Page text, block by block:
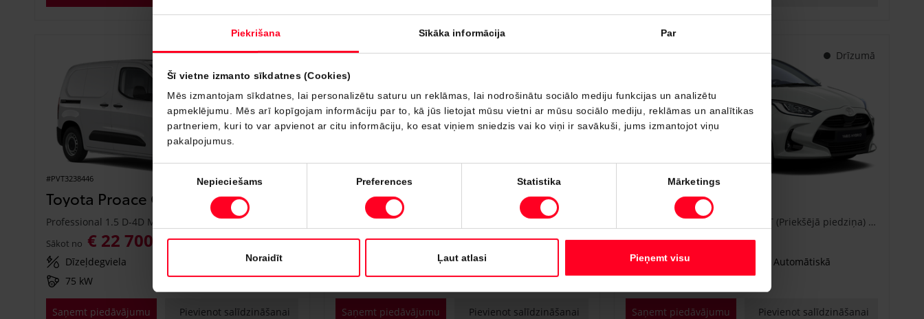
Piekrišana Sīkāka informācija Par
Šī vietne izmanto sīkdatnes (Cookies)
Mēs izmantojam sīkdatnes, lai personalizētu saturu un reklāmas, lai nodrošinātu sociālo mediju funkcijas un analizētu
apmeklējumu. Mēs arī kopīgojam informāciju par to, kā jūs lietojat mūsu vietni ar mūsu sociālo mediju, reklāmas un analītikas
partneriem, kuri to var apvienot ar citu informāciju, ko esat viņiem sniedzis vai ko viņi ir savākuši, jums izmantojot viņu
pakalpojumus.
Piekrišanas
Nepieciešams Preferences Statistika Mārketings
Noraidīt Ļaut atlasi Pieņemt visu
Drīzumā
#PVT3238446
Toyota Proace City
Professional 1.5 D-4D M/T (Priekšējā piedziņa) (75 kW)
Sākot no € 22 700 € 25 150
Dīzeļdegviela
75 kW
Saņemt piedāvājumu Pievienot salīdzināšanai
Drīzumā
#PVT3295817
Toyota Proace City Verso
Shuttle 1.2 Turbo M/T (Priekšējā piedziņa) (81 kW)
Sākot no € 25 400
Manuālā
81 kW
Saņemt piedāvājumu Pievienot salīdzināšanai
Drīzumā
#CA86778840
Toyota Yaris
Active Plus 1.5 Hybrid 115 e-CVT (Priekšējā piedziņa) (68 kW)
Sākot no € 25 600
Benzīna hibrīds
Automātiskā
Saņemt piedāvājumu Pievienot salīdzināšanai